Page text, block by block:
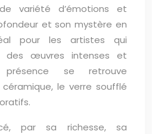
variété d’émotions et
et son mystère en
pour les artistes qui
des œuvres intenses et
se retrouve
le verre soufflé
par sa richesse, sa